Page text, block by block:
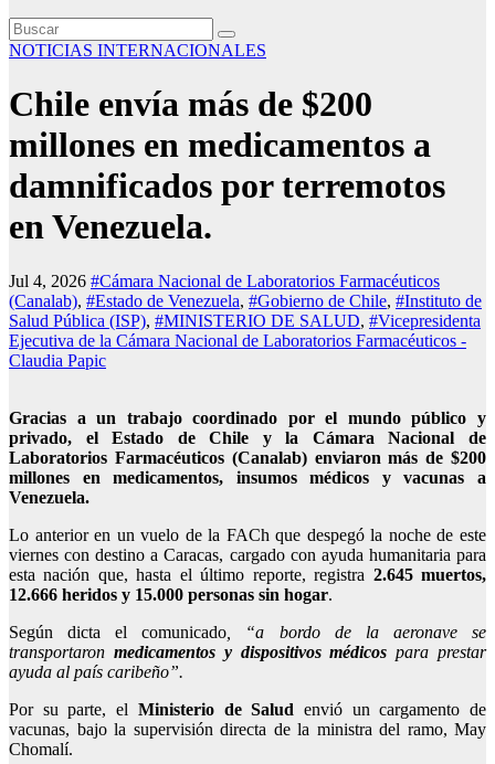
NOTICIAS INTERNACIONALES
Chile envía más de $200
millones en medicamentos a
damnificados por terremotos
en Venezuela.
Jul 4, 2026 #Cámara Nacional de Laboratorios Farmacéuticos
(Canalab), #Estado de Venezuela, #Gobierno de Chile, #Instituto de
Salud Pública (ISP), #MINISTERIO DE SALUD, #Vicepresidenta
Ejecutiva de la Cámara Nacional de Laboratorios Farmacéuticos -
Claudia Papic
Gracias a un trabajo coordinado por el mundo público y
privado, el Estado de Chile y la Cámara Nacional de
Laboratorios Farmacéuticos (Canalab) enviaron más de $200
millones en medicamentos, insumos médicos y vacunas a
Venezuela.
Lo anterior en un vuelo de la FACh que despegó la noche de este
viernes con destino a Caracas, cargado con ayuda humanitaria para
esta nación que, hasta el último reporte, registra 2.645 muertos,
12.666 heridos y 15.000 personas sin hogar.
Según dicta el comunicado , “a bordo de la aeronave se
transportaron medicamentos y dispositivos médicos para prestar
ayuda al país caribeño”.
Por su parte, el Ministerio de Salud envió un cargamento de
vacunas, bajo la supervisión directa de la ministra del ramo, May
Chomalí.